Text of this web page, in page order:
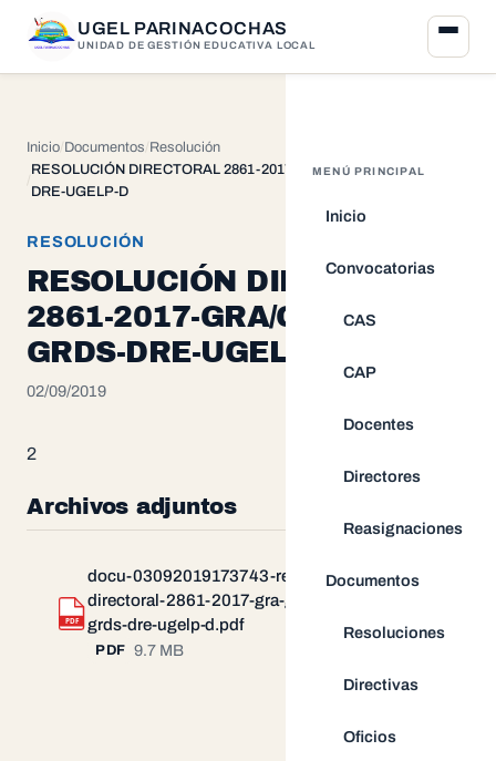
UGEL PARINACOCHAS
UNIDAD DE GESTIÓN EDUCATIVA LOCAL
MENÚ PRINCIPAL
Inicio
Convocatorias
CAS
CAP
Docentes
Directores
Reasignaciones
Documentos
Resoluciones
Directivas
Oficios
Inicio Documentos Resolución
RESOLUCIÓN DIRECTORAL 2861-2017-GRA/GOB-GG-GRDS-
DRE-UGELP-D
RESOLUCIÓN
RESOLUCIÓN DIRECTORAL
2861-2017-GRA/GOB-GG-
GRDS-DRE-UGELP-D
02/09/2019
2
Archivos adjuntos
PDF
docu-03092019173743-resolucion-
directoral-2861-2017-gra-gob-gg-
grds-dre-ugelp-d.pdf
PDF 9.7 MB